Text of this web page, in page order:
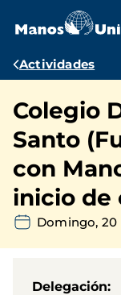
contenido
Ruta
Actividades
Colegio
Santo
con
inicio de
Domingo, 20
Delegación